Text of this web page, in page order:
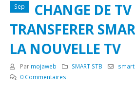
Sep
CHANGE DE
TRANSFERER
LA NOUVELLE TV
Par mojaweb SMART STB
0 Commentaires